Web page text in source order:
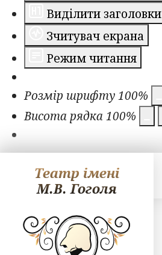
Виділити заголовки
Зчитувач екрана
Режим читання
Розмір шрифту100%
Висота рядка100%
Театр імені
М.В. Гоголя